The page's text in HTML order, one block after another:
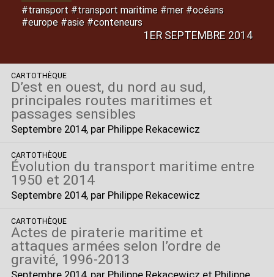
#transport #transport maritime #mer #océans
#europe #asie #conteneurs
1ER SEPTEMBRE 2014
CARTOTHÈQUE
D’est en ouest, du nord au sud,
principales routes maritimes et
passages sensibles
Septembre 2014, par Philippe Rekacewicz
CARTOTHÈQUE
Évolution du transport maritime entre
1950 et 2014
Septembre 2014, par Philippe Rekacewicz
CARTOTHÈQUE
Actes de piraterie maritime et
attaques armées selon l’ordre de
gravité, 1996-2013
Septembre 2014, par Philippe Rekacewicz et Philippe